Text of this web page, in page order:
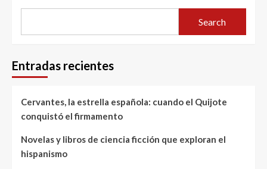
Search
Entradas recientes
Cervantes, la estrella española: cuando el Quijote
conquistó el firmamento
Novelas y libros de ciencia ficción que exploran el
hispanismo